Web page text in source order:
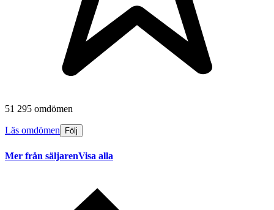
51 295 omdömen
Läs omdömen Följ
Mer från säljarenVisa alla